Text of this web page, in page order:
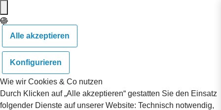
Alle akzeptieren
Konfigurieren
Wie wir Cookies & Co nutzen
Durch Klicken auf „Alle akzeptieren“ gestatten Sie den Einsatz
folgender Dienste auf unserer Website: Technisch notwendig,